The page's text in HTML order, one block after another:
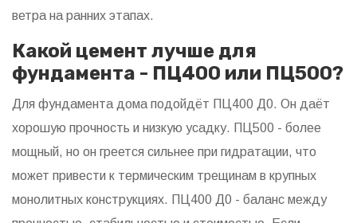
ветра на ранних этапах.
Какой цемент лучше для
фундамента - ПЦ400 или ПЦ500?
Для фундамента дома подойдёт ПЦ400 Д0. Он даёт
хорошую прочность и низкую усадку. ПЦ500 - более
мощный, но он греется сильнее при гидратации, что
может привести к термическим трещинам в крупных
монолитных конструкциях. ПЦ400 Д0 - баланс между